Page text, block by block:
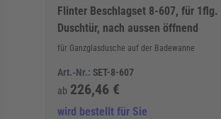
Flinter Beschlagset 8-607, für 1flg.
Duschtür, nach aussen öffnend
für Ganzglasdusche auf der Badewanne
Art.-Nr.: SET-8-607
ab 226,46 €
wird bestellt für Sie